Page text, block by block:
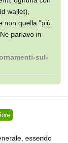
wallet),
non quella "più
parlavo in
sul-
essendo